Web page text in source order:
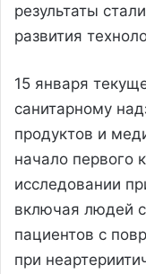
результаты
развития
15 января
санитарному
продуктов и
начало первого
исследовании
включая людей с
пациентов с
при